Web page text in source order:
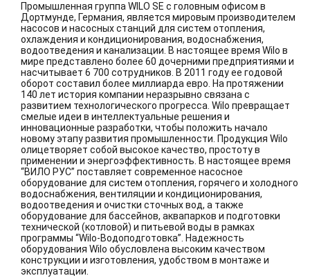
Промышленная группа WILO SE с головным офисом в
Дортмунде, Германия, является мировым производителем
насосов и насосных станций для систем отопления,
охлаждения и кондиционирования, водоснабжения,
водоотведения и канализации. В настоящее время Wilo в
мире представлено более 60 дочерними предприятиями и
насчитывает 6 700 сотрудников. В 2011 году ее годовой
оборот составил более миллиарда евро. На протяжении
140 лет история компании неразрывно связана с
развитием технологического прогресса. Wilo превращает
смелые идеи в интеллектуальные решения и
инновационные разработки, чтобы положить начало
новому этапу развития промышленности. Продукция Wilo
олицетворяет собой высокое качество, простоту в
применении и энергоэффективность. В настоящее время
“ВИЛО РУС” поставляет современное насосное
оборудование для систем отопления, горячего и холодного
водоснабжения, вентиляции и кондиционирования,
водоотведения и очистки сточных вод, а также
оборудование для бассейнов, аквапарков и подготовки
технической (котловой) и питьевой воды в рамках
программы “Wilo-Водоподготовка”. Надежность
оборудования Wilo обусловлена высоким качеством
конструкции и изготовления, удобством в монтаже и
эксплуатации.